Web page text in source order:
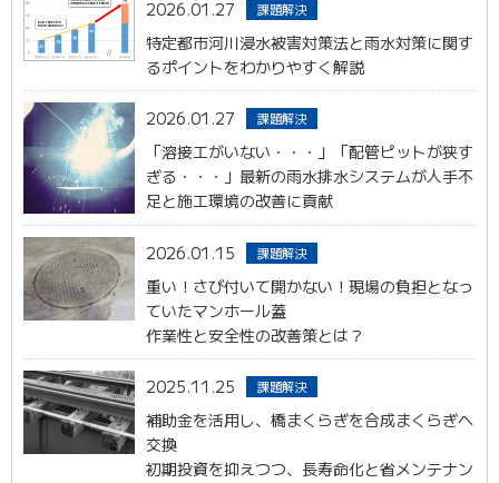
2026.01.27 課題解決
特定都市河川浸水被害対策法と雨水対策に関す
るポイントをわかりやすく解説
2026.01.27 課題解決
「溶接工がいない・・・」「配管ピットが狭す
ぎる・・・」最新の雨水排水システムが人手不
足と施工環境の改善に貢献
2026.01.15 課題解決
重い！さび付いて開かない！現場の負担となっ
ていたマンホール蓋
作業性と安全性の改善策とは？
2025.11.25 課題解決
補助金を活用し、橋まくらぎを合成まくらぎへ
交換
初期投資を抑えつつ、長寿命化と省メンテナン